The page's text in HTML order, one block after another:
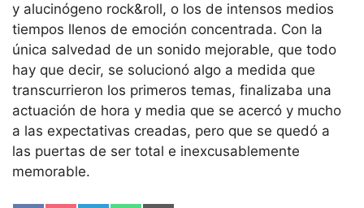
y alucinógeno rock&roll, o los de intensos medios
tiempos llenos de emoción concentrada. Con la
única salvedad de un sonido mejorable, que todo
hay que decir, se solucionó algo a medida que
transcurrieron los primeros temas, finalizaba una
actuación de hora y media que se acercó y mucho
a las expectativas creadas, pero que se quedó a
las puertas de ser total e inexcusablemente
memorable.